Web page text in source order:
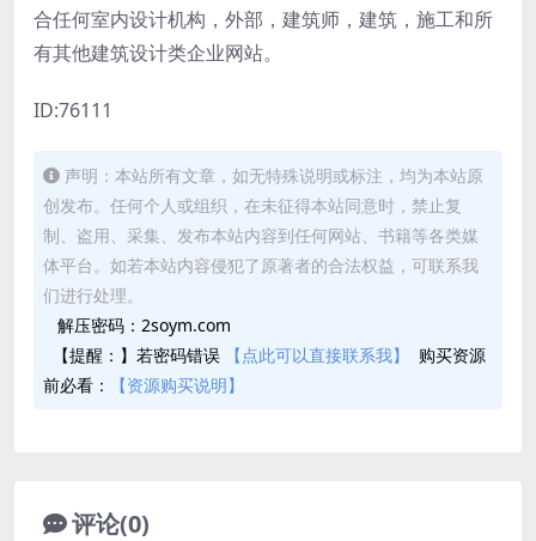
合任何室内设计机构，外部，建筑师，建筑，施工和所
有其他建筑设计类企业网站。
ID:76111
声明：本站所有文章，如无特殊说明或标注，均为本站原
创发布。任何个人或组织，在未征得本站同意时，禁止复
制、盗用、采集、发布本站内容到任何网站、书籍等各类媒
体平台。如若本站内容侵犯了原著者的合法权益，可联系我
们进行处理。
解压密码：2soym.com
【提醒：】若密码错误
【点此可以直接联系我】
购买资源
前必看：
【资源购买说明】
评论(0)